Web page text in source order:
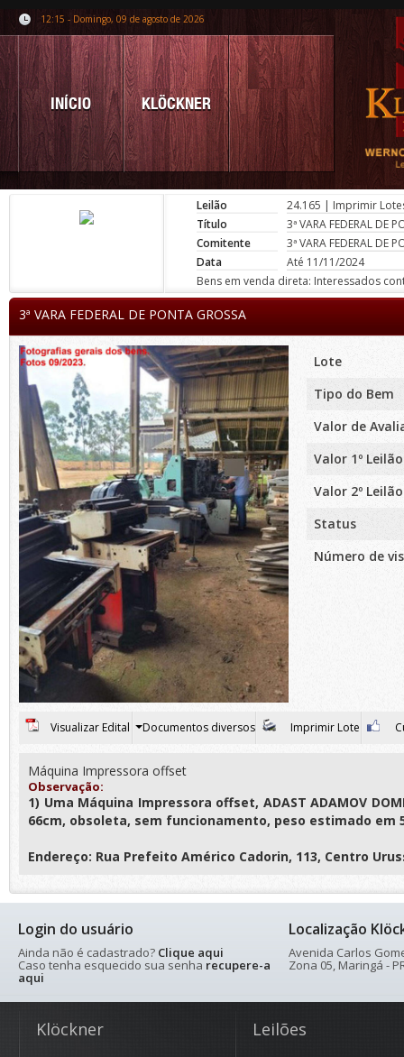
12:15 - Domingo, 09 de agosto de 2026
INÍCIO KLÖCKNER
Leilão 24.165 | Imprimir
Título
3ª VARA FEDERAL DE
Comitente
3ª VARA FEDERAL DE
Data
Até 11/11/2024
Bens em venda direta: Interessados
3ª VARA FEDERAL DE PONTA GROSSA
Lote
Tipo do Bem
Valor de
Valor 1º Leilão
Valor 2º Leilão
Status
Número de
Visualizar Edital Documentos diversos Imprimir Lote
Máquina Impressora offset
Observação:
1) Uma Máquina Impressora offset, ADAST ADAMOV
66cm, obsoleta, sem funcionamento, peso estimado em
Endereço: Rua Prefeito Américo Cadorin, 113, Centro
Login do usuário
Ainda não é cadastrado? Clique aqui
Caso tenha esquecido sua senha recupere-a
aqui
Localização
Avenida Carlos
Zona 05, Maringá -
Klöckner Leilões